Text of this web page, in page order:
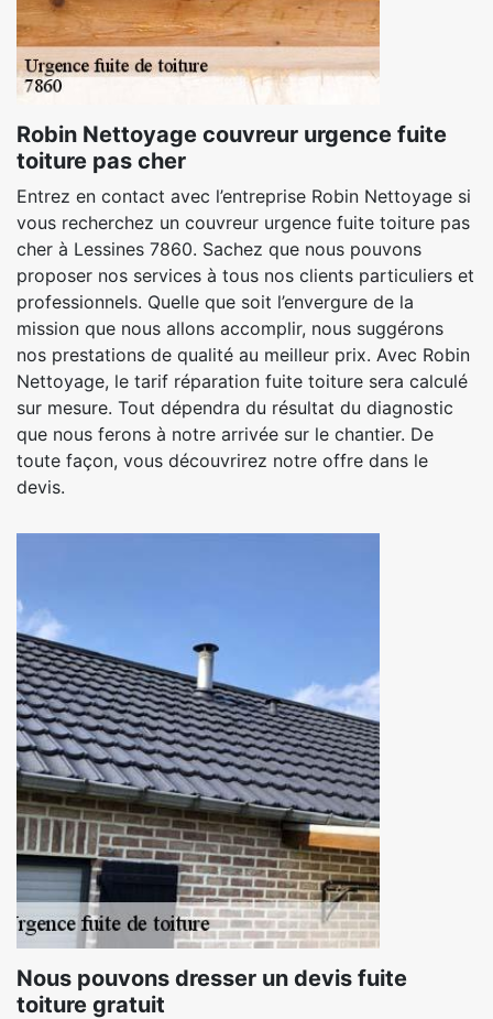
Robin Nettoyage couvreur urgence fuite
toiture pas cher
Entrez en contact avec l’entreprise Robin Nettoyage si
vous recherchez un couvreur urgence fuite toiture pas
cher à Lessines 7860. Sachez que nous pouvons
proposer nos services à tous nos clients particuliers et
professionnels. Quelle que soit l’envergure de la
mission que nous allons accomplir, nous suggérons
nos prestations de qualité au meilleur prix. Avec Robin
Nettoyage, le tarif réparation fuite toiture sera calculé
sur mesure. Tout dépendra du résultat du diagnostic
que nous ferons à notre arrivée sur le chantier. De
toute façon, vous découvrirez notre offre dans le
devis.
Nous pouvons dresser un devis fuite
toiture gratuit